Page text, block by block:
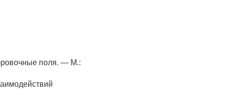
поля. — М.: